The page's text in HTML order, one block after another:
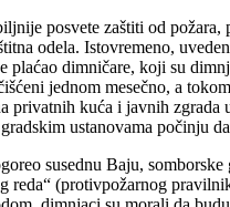
posvete zaštiti od
odela. Istovremeno,
plaćao dimničare, koji su
jednom mesečno, a
privatnih kuća i javnih zgrada
ustanovama počinju
susednu Baju,
reda“ (protivpožarnog